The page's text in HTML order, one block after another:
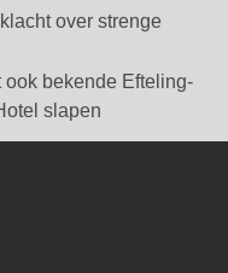
over strenge
ook bekende Efteling-
slapen